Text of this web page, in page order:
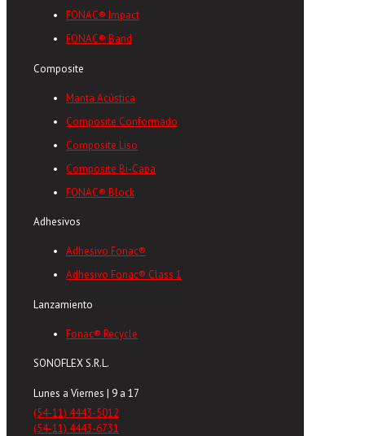
FONAC® Impact
FONAC® Band
Composite
Manta Acústica
Composite Conformado
Composite Liso
Composite Bi-Capa
FONAC® Block
Adhesivos
Adhesivo Fonac®
Adhesivo Fonac® Class 1
Lanzamiento
Fonac® Recycle
SONOFLEX S.R.L.
Lunes a Viernes | 9 a 17
(54-11) 4443-5012
(54-11) 4443-6731